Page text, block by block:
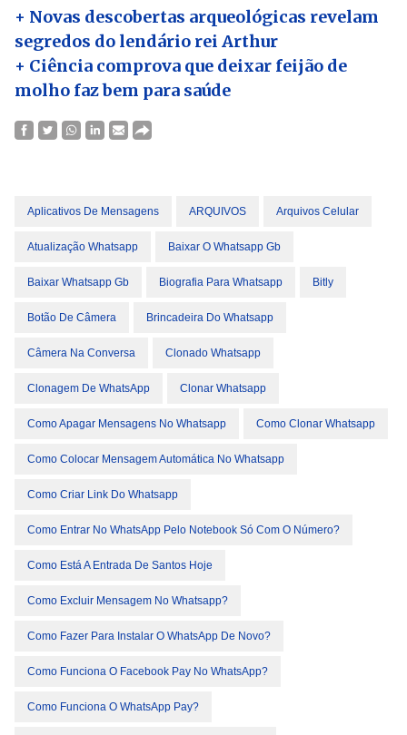
+ Novas descobertas arqueológicas revelam
segredos do lendário rei Arthur
+ Ciência comprova que deixar feijão de
molho faz bem para saúde
Aplicativos De Mensagens ARQUIVOS Arquivos Celular
Atualização Whatsapp Baixar O Whatsapp Gb
Baixar Whatsapp Gb Biografia Para Whatsapp Bitly
Botão De Câmera Brincadeira Do Whatsapp
Câmera Na Conversa Clonado Whatsapp
Clonagem De WhatsApp Clonar Whatsapp
Como Apagar Mensagens No Whatsapp Como Clonar Whatsapp
Como Colocar Mensagem Automática No Whatsapp
Como Criar Link Do Whatsapp
Como Entrar No WhatsApp Pelo Notebook Só Com O Número?
Como Está A Entrada De Santos Hoje
Como Excluir Mensagem No Whatsapp?
Como Fazer Para Instalar O WhatsApp De Novo?
Como Funciona O Facebook Pay No WhatsApp?
Como Funciona O WhatsApp Pay?